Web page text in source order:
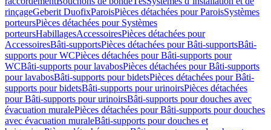
rinçageGeberit DuofixParoisPièces détachées pour ParoisSystèmes
porteursPièces détachées pour Systèmes
porteursHabillagesAccessoiresPièces détachées pour
AccessoiresBâti-supportsPièces détachées pour Bâti-supportsBâti-
supports pour WCPièces détachées pour Bâti-supports pour
WCBâti-supports pour lavabosPièces détachées pour Bâti-supports
pour lavabosBâti-supports pour bidetsPièces détachées pour Bâti-
supports pour bidetsBâti-supports pour urinoirsPièces détachées
pour Bâti-supports pour urinoirsBâti-supports pour douches avec
évacuation muralePièces détachées pour Bâti-supports pour douches
avec évacuation muraleBâti-supports pour douches et